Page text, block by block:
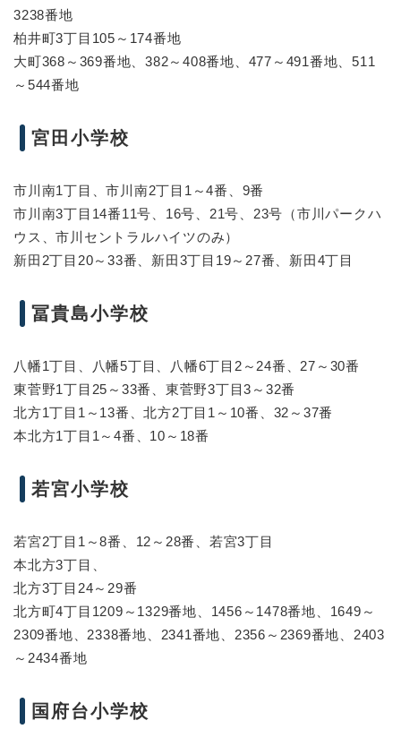
3238番地
柏井町3丁目105～174番地
大町368～369番地、382～408番地、477～491番地、511
～544番地
宮田小学校
市川南1丁目、市川南2丁目1～4番、9番
市川南3丁目14番11号、16号、21号、23号（市川パークハ
ウス、市川セントラルハイツのみ）
新田2丁目20～33番、新田3丁目19～27番、新田4丁目
冨貴島小学校
八幡1丁目、八幡5丁目、八幡6丁目2～24番、27～30番
東菅野1丁目25～33番、東菅野3丁目3～32番
北方1丁目1～13番、北方2丁目1～10番、32～37番
本北方1丁目1～4番、10～18番
若宮小学校
若宮2丁目1～8番、12～28番、若宮3丁目
本北方3丁目、
北方3丁目24～29番
北方町4丁目1209～1329番地、1456～1478番地、1649～
2309番地、2338番地、2341番地、2356～2369番地、2403
～2434番地
国府台小学校